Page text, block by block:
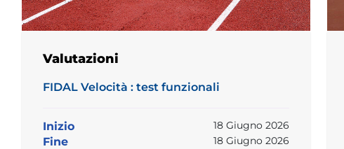
Valutazioni
FIDAL Velocità : test funzionali
Inizio 18 Giugno 2026
Fine 18 Giugno 2026